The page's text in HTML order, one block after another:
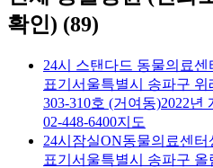
확인) (89)
24시 스탠다드 동물의료센
표기 서울특별시 송파구 위
303-310호 (거여동)2022년
02-448-6400지도
24시잠실ON동물의료센터
표기 서울특별시 송파구 올